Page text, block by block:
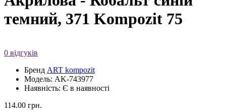
темний, 371 Kompozit 75
0 відгуків
Бренд ART kompozit
Модель: AK-743977
Наявність: Є в наявності
114.00 грн.